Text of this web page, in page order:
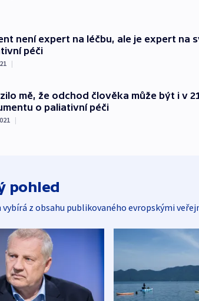
není expert na léčbu, ale je expert na
péči
|
mě, že odchod člověka může být i v
o paliativní péči
|
pohled
vybírá z obsahu publikovaného evropskými